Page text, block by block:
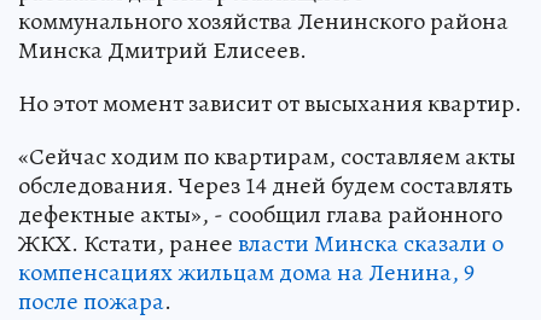
коммунального хозяйства Ленинского района
Минска Дмитрий Елисеев.
Но этот момент зависит от высыхания квартир.
«Сейчас ходим по квартирам, составляем акты
обследования. Через 14 дней будем составлять
дефектные акты», - сообщил глава районного
ЖКХ. Кстати, ранеевласти Минска сказали о
компенсациях жильцам дома на Ленина, 9
после пожара.